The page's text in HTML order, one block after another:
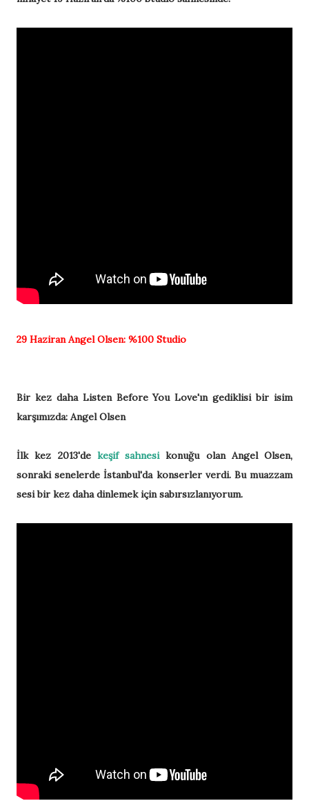
29 HaziranAngel Olsen: %100 Studio
Bir kez daha Listen Before You Love'ın gediklisi bir isim
karşımızda: Angel Olsen
İlk kez 2013'de keşif sahnesikonuğu olan Angel Olsen,
sonraki senelerde İstanbul'da konserler verdi. Bu muazzam
sesi bir kez daha dinlemek için sabırsızlanıyorum.